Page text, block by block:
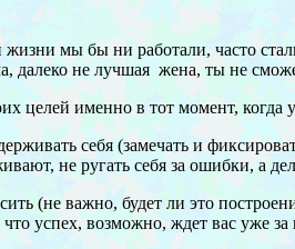
мы бы ни работали, часто
далеко не лучшая жена, ты не
целей именно в тот момент,
себя (замечать и
не ругать себя за ошибки, а
(не важно, будет ли это
успех, возможно, ждет вас уже